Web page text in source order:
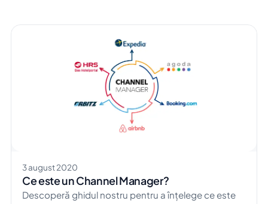
3 august 2020
Ce este un Channel Manager?
Descoperă ghidul nostru pentru a înțelege ce este